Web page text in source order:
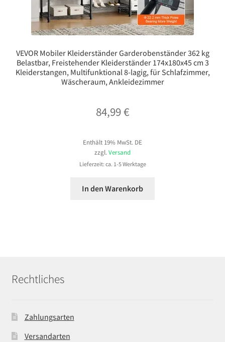
VEVOR Mobiler Kleiderständer Garderobenständer 362 kg
Belastbar, Freistehender Kleiderständer 174x180x45 cm 3
Kleiderstangen, Multifunktional 8-lagig, für Schlafzimmer,
Wäscheraum, Ankleidezimmer
84,99€
Enthält 19% MwSt. DE
zzgl. Versand
Lieferzeit: ca. 1-5 Werktage
In den Warenkorb
Rechtliches
Zahlungsarten
Versandarten